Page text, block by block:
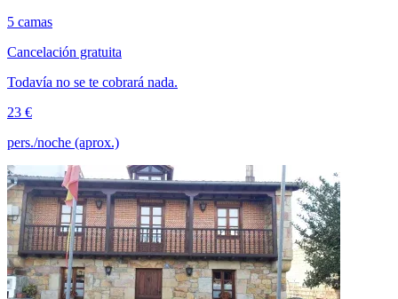
5 camas
Cancelación gratuita
Todavía no se te cobrará nada.
23 €
pers./noche (aprox.)